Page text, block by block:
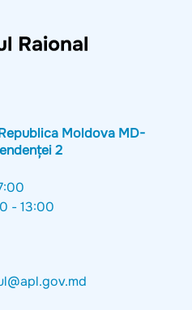
Moldova MD-
2
- 13:00